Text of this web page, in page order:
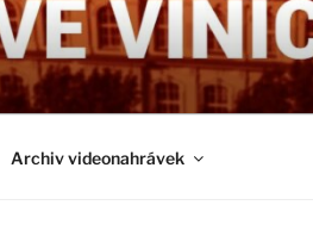
VE
témata
Archiv videonahrávek